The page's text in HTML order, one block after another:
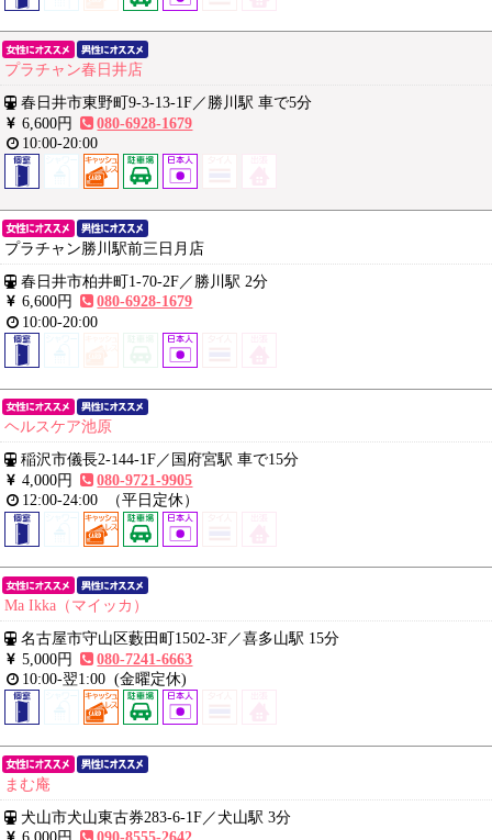
プラチャン春日井店
春日井市東野町9-3-13-1F／ 勝川駅 車で5分
6,600円
080-6928-1679
10:00-20:00
プラチャン勝川駅前三日月店
春日井市柏井町1-70-2F／ 勝川駅 2分
6,600円
080-6928-1679
10:00-20:00
ヘルスケア池原
稲沢市儀長2-144-1F／国府宮駅 車で15分
4,000円
080-9721-9905
12:00-24:00
（平日定休）
Ma Ikka（マイッカ）
名古屋市守山区藪田町1502-3F／喜多山駅 15分
5,000円
080-7241-6663
10:00-翌1:00 (金曜定休)
まむ庵
犬山市犬山東古券283-6-1F／犬山駅 3分